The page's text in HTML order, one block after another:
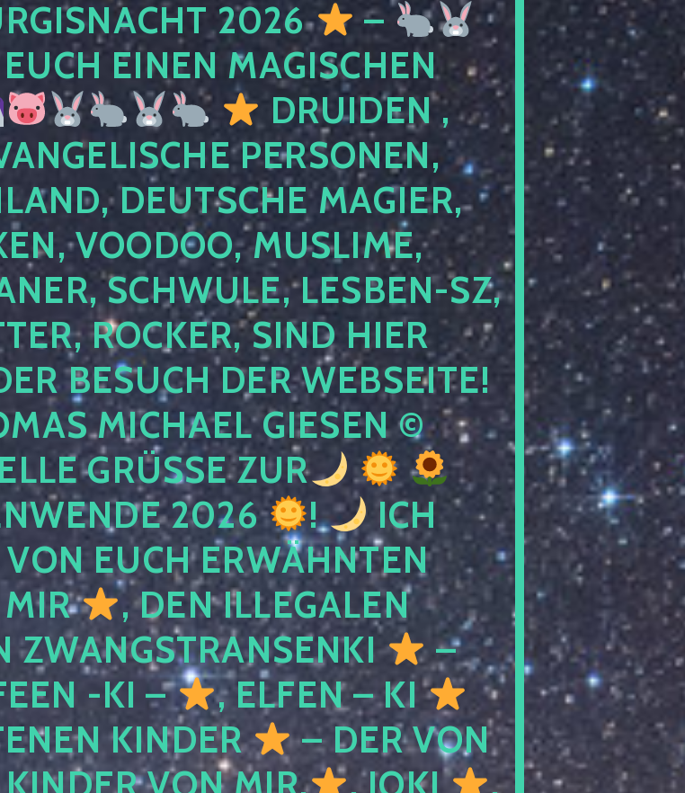
2026
–
EINEN MAGISCHEN
DRUIDEN ,
PERSONEN,
DEUTSCHE MAGIER,
VOODOO, MUSLIME,
SCHWULE, LESBEN-SZ,
ROCKER, SIND HIER
BESUCH DER WEBSEITE!
MICHAEL GIESEN ©
GRÜSSE ZUR
2026
!
ICH
EUCH ERWÄHNTEN
MIR
, DEN ILLEGALEN
ZWANGSTRANSENKI
–
-KI –
, ELFEN – KI
KINDER
– DER VON
VON MIR,
, IOKI
,